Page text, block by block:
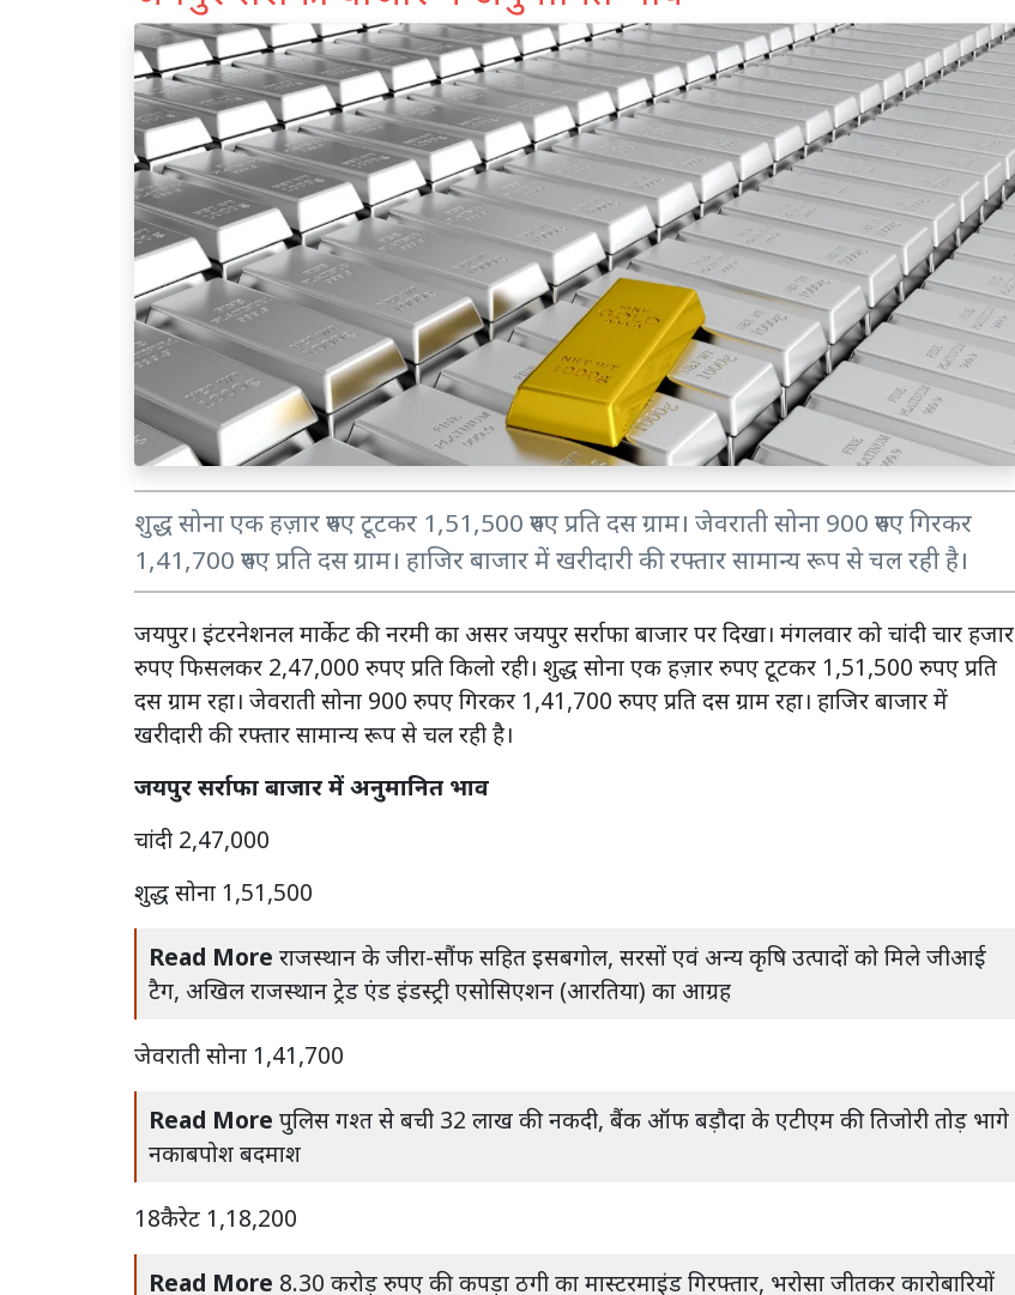
शुद्ध सोना एक हज़ार रुपए टूटकर 1,51,500 रुपए प्रति दस ग्राम। जेवराती सोना 900 रुपए गिरकर
1,41,700 रुपए प्रति दस ग्राम। हाजिर बाजार में खरीदारी की रफ्तार सामान्य रूप से चल रही है।
जयपुर। इंटरनेशनल मार्केट की नरमी का असर जयपुर सर्राफा बाजार पर दिखा। मंगलवार को चांदी चार हजार
रुपए फिसलकर 2,47,000 रुपए प्रति किलो रही। शुद्ध सोना एक हज़ार रुपए टूटकर 1,51,500 रुपए प्रति
दस ग्राम रहा। जेवराती सोना 900 रुपए गिरकर 1,41,700 रुपए प्रति दस ग्राम रहा। हाजिर बाजार में
खरीदारी की रफ्तार सामान्य रूप से चल रही है।
जयपुर सर्राफा बाजार में अनुमानित भाव
चांदी 2,47,000
शुद्ध सोना 1,51,500
Read More राजस्थान के जीरा-सौंफ सहित इसबगोल, सरसों एवं अन्य कृषि उत्पादों को मिले जीआई
टैग, अखिल राजस्थान ट्रेड एंड इंडस्ट्री एसोसिएशन (आरतिया) का आग्रह
जेवराती सोना 1,41,700
Read More पुलिस गश्त से बची 32 लाख की नकदी, बैंक ऑफ बड़ौदा के एटीएम की तिजोरी तोड़ भागे
नकाबपोश बदमाश
18कैरेट 1,18,200
Read More 8.30 करोड़ रुपए की कपड़ा ठगी का मास्टरमाइंड गिरफ्तार, भरोसा जीतकर कारोबारियों